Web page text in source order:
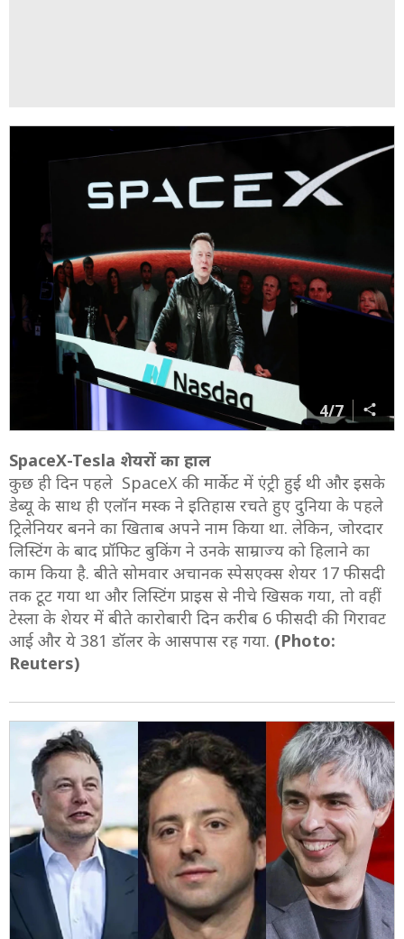
4/7
SpaceX-Tesla शेयरों का हाल
कुछ ही दिन पहले SpaceX की मार्केट में एंट्री हुई थी और इसके
डेब्यू के साथ ही एलॉन मस्क ने इतिहास रचते हुए दुनिया के पहले
ट्रिलेनियर बनने का खिताब अपने नाम किया था. लेकिन, जोरदार
लिस्टिंग के बाद प्रॉफिट बुकिंग ने उनके साम्राज्य को हिलाने का
काम किया है. बीते सोमवार अचानक स्पेसएक्स शेयर 17 फीसदी
तक टूट गया था और लिस्टिंग प्राइस से नीचे खिसक गया, तो वहीं
टेस्ला के शेयर में बीते कारोबारी दिन करीब 6 फीसदी की गिरावट
आई और ये 381 डॉलर के आसपास रह गया. (Photo:
Reuters)